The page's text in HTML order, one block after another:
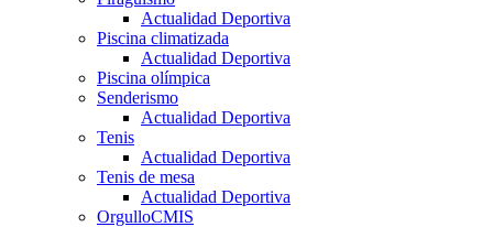
Actualidad Deportiva
Piscina climatizada
Actualidad Deportiva
Piscina olímpica
Senderismo
Actualidad Deportiva
Tenis
Actualidad Deportiva
Tenis de mesa
Actualidad Deportiva
OrgulloCMIS